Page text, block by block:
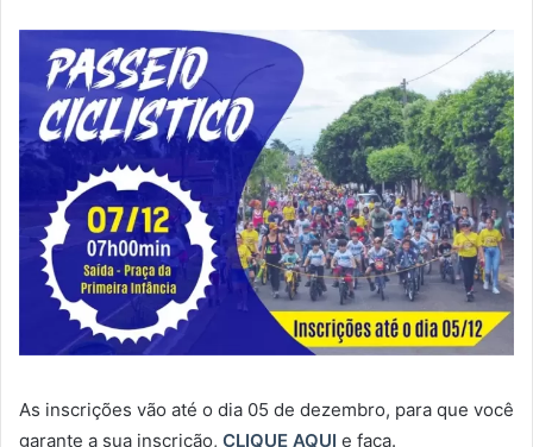
As inscrições vão até o dia 05 de dezembro, para que você
garante a sua inscrição, CLIQUE AQUI e faça.